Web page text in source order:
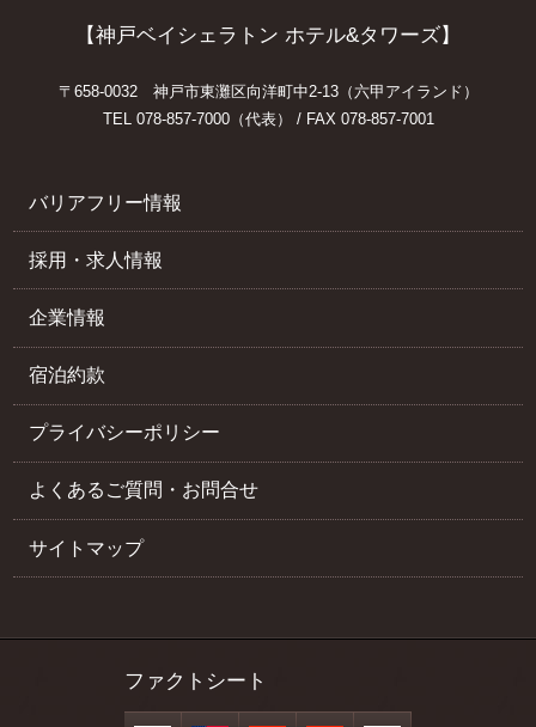
【神戸ベイシェラトン ホテル&タワーズ】
〒658-0032 神戸市東灘区向洋町中2-13（六甲アイランド）
TEL 078-857-7000（代表） / FAX 078-857-7001
バリアフリー情報
採用・求人情報
企業情報
宿泊約款
プライバシーポリシー
よくあるご質問・お問合せ
サイトマップ
ファクトシート